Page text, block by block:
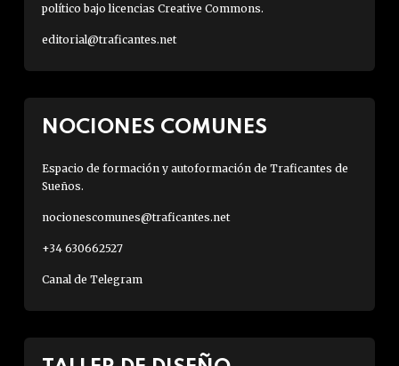
político bajo licencias Creative Commons.
editorial@traficantes.net
NOCIONES COMUNES
Espacio de formación y autoformación de Traficantes de
Sueños.
nocionescomunes@traficantes.net
+34 630662527
Canal de Telegram